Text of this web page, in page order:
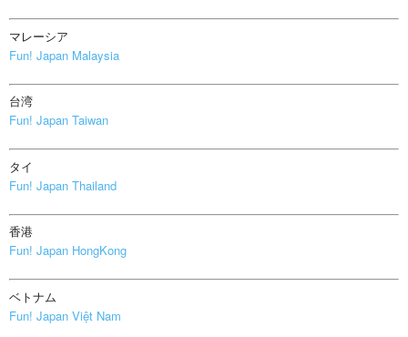
マレーシア
Fun! Japan Malaysia
台湾
Fun! Japan Taiwan
タイ
Fun! Japan Thailand
香港
Fun! Japan HongKong
ベトナム
Fun! Japan Việt Nam